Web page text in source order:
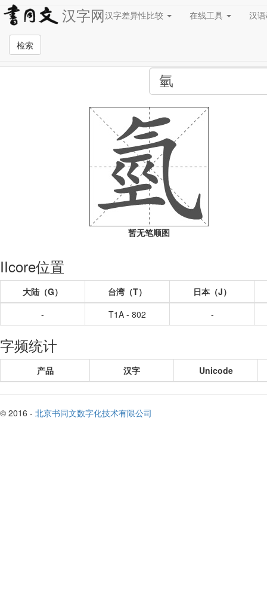
汉字网汉字差异性比较 在线工具 汉
检索
全站检索页面
暂无笔顺图
IIcore位置
大陆（G） 台湾（T）
日本（J）
-
T1A - 802 -
字频统计
产品 汉字 Unicode
© 2016 - 北京书同文数字化技术有限公司